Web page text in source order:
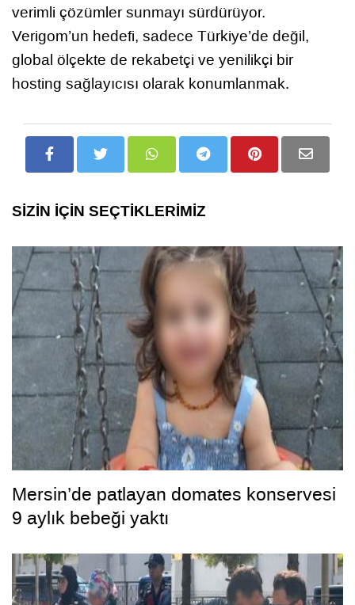
verimli çözümler sunmayı sürdürüyor.
Verigom’un hedefi, sadece Türkiye’de değil,
global ölçekte de rekabetçi ve yenilikçi bir
hosting sağlayıcısı olarak konumlanmak.
SİZİN İÇİN SEÇTİKLERİMİZ
Mersin’de patlayan domates konservesi
9 aylık bebeği yaktı